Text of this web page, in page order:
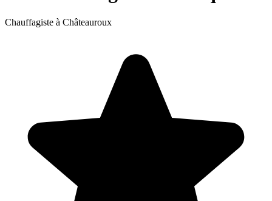
Chauffagiste à Châteauroux